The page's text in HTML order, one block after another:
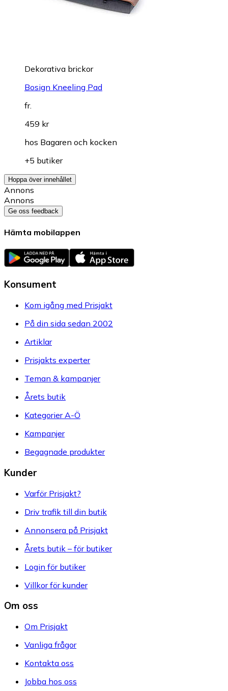
Dekorativa brickor
Bosign Kneeling Pad
fr.
459 kr
hos Bagaren och kocken
+5 butiker
Hoppa över innehållet
Annons
Annons
Ge oss feedback
Hämta mobilappen
Konsument
Kom igång med Prisjakt
På din sida sedan 2002
Artiklar
Prisjakts experter
Teman & kampanjer
Årets butik
Kategorier A-Ö
Kampanjer
Begagnade produkter
Kunder
Varför Prisjakt?
Driv trafik till din butik
Annonsera på Prisjakt
Årets butik – för butiker
Login för butiker
Villkor för kunder
Om oss
Om Prisjakt
Vanliga frågor
Kontakta oss
Jobba hos oss